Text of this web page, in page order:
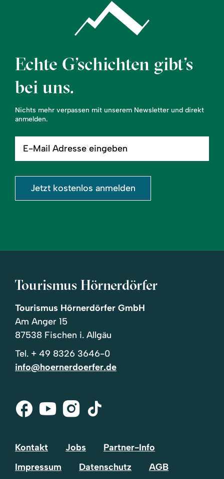
Echte G’schichten gibt’s
bei uns.
Nichts mehr verpassen mit unserem Newsletter und direkt
anmelden.
Mail
eingeben
Jetzt kostenlos anmelden
Tourismus Hörnerdörfer
Tourismus Hörnerdörfer GmbH
Am Anger 15
87538 Fischen i. Allgäu
Tel. + 49 8326 3646-0
info@hoernerdoerfer.de
Facebook
Youtube
Instagram
Tik-
Kontakt Jobs
Partner-Info
Impressum
Datenschutz
AGB